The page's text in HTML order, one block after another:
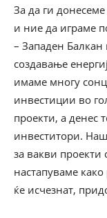
За да ги
и ние да играме
– Западен
создавање
имаме многу
инвестиции во
проекти, а денес
инвеститори.
за вакви проекти
настапуваме
ќе исчезнат,